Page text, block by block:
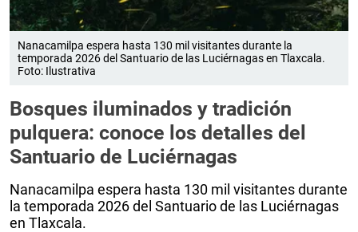
Nanacamilpa espera hasta 130 mil visitantes durante la
temporada 2026 del Santuario de las Luciérnagas en Tlaxcala.
Foto: Ilustrativa
Bosques iluminados y tradición
pulquera: conoce los detalles del
Santuario de Luciérnagas
Nanacamilpa espera hasta 130 mil visitantes durante
la temporada 2026 del Santuario de las Luciérnagas
en Tlaxcala.